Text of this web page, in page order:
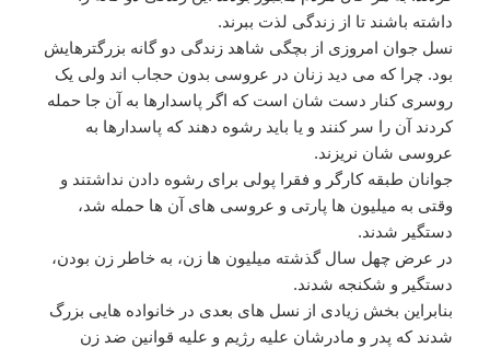
داشته باشند تا از زندگی لذت ببرند.
نسل جوان امروزی از بچگی شاهد زندگی دو گانه بزرگترهایش
بود. چرا که می دید زنان در عروسی بدون حجاب اند ولی یک
روسری کنار دست شان است که اگر پاسدارها به آن جا حمله
کردند آن را سر کنند و یا باید رشوه دهند که پاسدارها به
عروسی شان نریزند.
جوانان طبقه کارگر و فقرا پولی برای رشوه دادن نداشتند و
وقتی به میلیون ها پارتی و عروسی های آن ها حمله شد،
دستگیر شدند.
در عرض چهل سال گذشته میلیون ها زن، به خاطر زن بودن،
دستگیر و شکنجه شدند.
بنابراین بخش زیادی از نسل های بعدی در خانواده هایی بزرگ
شدند که پدر و مادرشان علیه رژیم و علیه قوانین ضد زن